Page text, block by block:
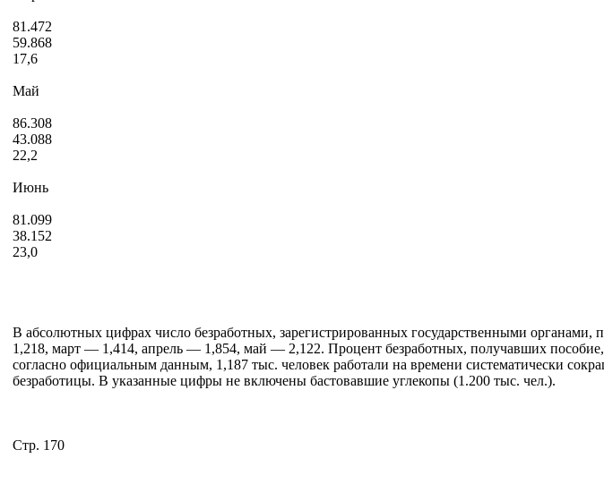
81.472
59.868
17,6
Май
86.308
43.088
22,2
Июнь
81.099
38.152
23,0
В абсолютных цифрах число безработных, зарегистрированных государственными
1,218, март — 1,414, апрель — 1,854, май — 2,122. Процент безработных, получавших
согласно официальным данным, 1,187 тыс. человек работали на времени систематически
безработицы. В указанные цифры не включены бастовавшие углекопы (1.200 тыс. чел.).
Стр. 170